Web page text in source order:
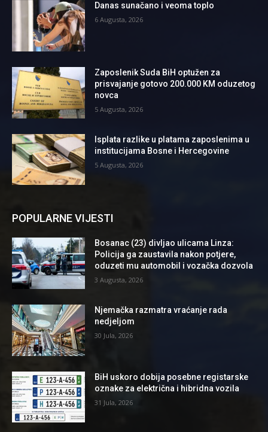
Danas sunačano i veoma toplo
6 Augusta, 2026
Zaposlenik Suda BiH optužen za
prisvajanje gotovo 200.000 KM oduzetog
novca
5 Augusta, 2026
Isplata razlike u platama zaposlenima u
institucijama Bosne i Hercegovine
5 Augusta, 2026
POPULARNE VIJESTI
Bosanac (23) divljao ulicama Linza:
Policija ga zaustavila nakon potjere,
oduzeti mu automobil i vozačka dozvola
3 Augusta, 2026
Njemačka razmatra vraćanje rada
nedjeljom
30 Jula, 2026
BiH uskoro dobija posebne registarske
oznake za električna i hibridna vozila
31 Jula, 2026